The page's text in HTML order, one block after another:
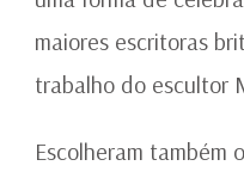
maiores escritoras
trabalho do escultor
Escolheram também